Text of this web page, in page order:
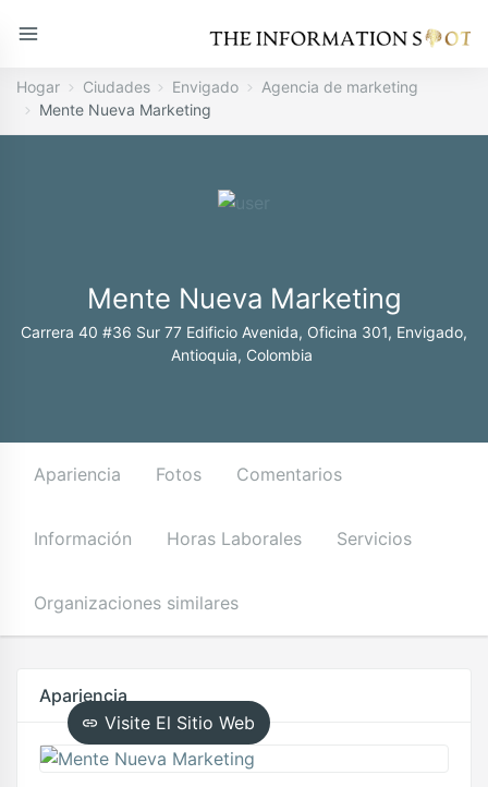
Hogar Ciudades Envigado
Agencia de marketing
Mente Nueva Marketing
Mente Nueva Marketing
Carrera 40 #36 Sur 77 Edificio Avenida, Oficina 301, Envigado,
Antioquia, Colombia
Apariencia Fotos Comentarios
Información Horas Laborales Servicios
Organizaciones similares
Apariencia
Visite El Sitio Web